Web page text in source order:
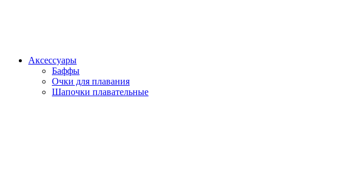
Аксессуары
Баффы
Очки для плавания
Шапочки плавательные